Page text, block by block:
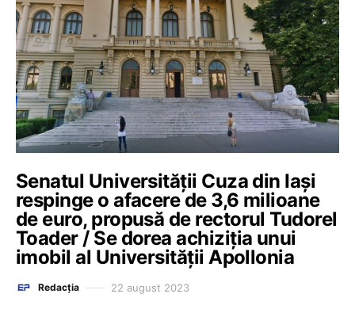
Senatul Universității Cuza din Iași
respinge o afacere de 3,6 milioane
de euro, propusă de rectorul Tudorel
Toader / Se dorea achiziția unui
imobil al Universității Apollonia
Redacția 22 august 2023